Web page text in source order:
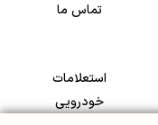
تماس ما
استعلامات
خودرویی